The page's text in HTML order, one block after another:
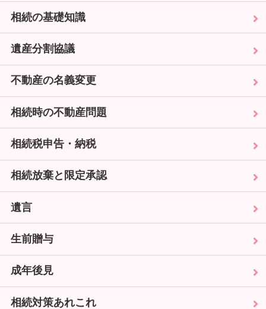
相続の基礎知識
遺産分割協議
不動産の名義変更
相続時の不動産問題
相続税申告・納税
相続放棄と限定承認
遺言
生前贈与
成年後見
相続対策あれこれ